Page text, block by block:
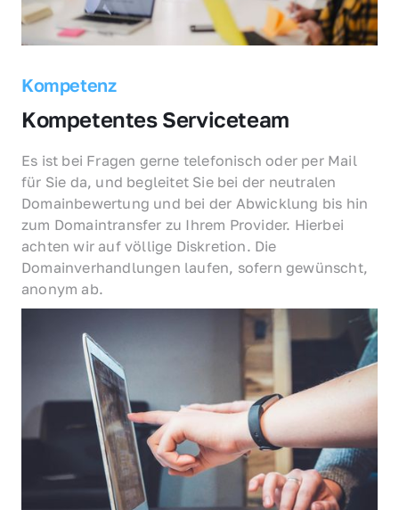
Kompetenz
Kompetentes Serviceteam
Es ist bei Fragen gerne telefonisch oder per Mail
für Sie da, und begleitet Sie bei der neutralen
Domainbewertung und bei der Abwicklung bis hin
zum Domaintransfer zu Ihrem Provider. Hierbei
achten wir auf völlige Diskretion. Die
Domainverhandlungen laufen, sofern gewünscht,
anonym ab.